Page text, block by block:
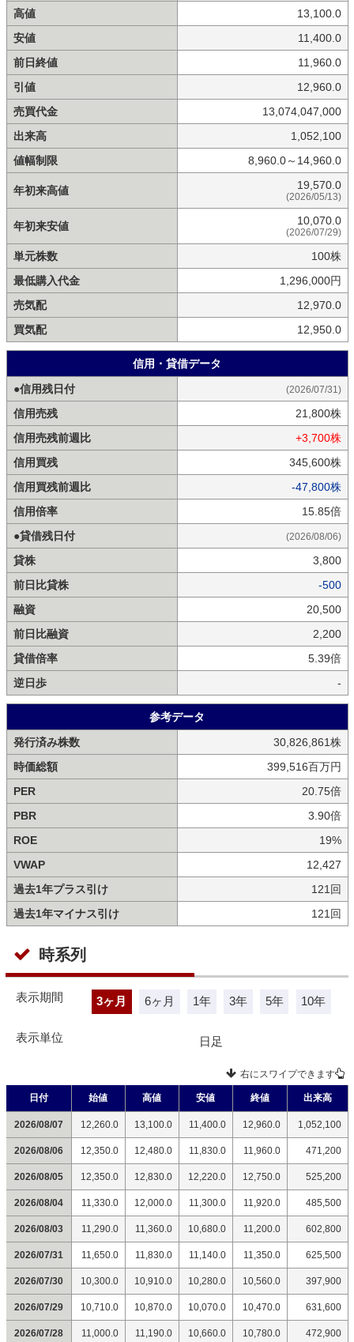
高値
13,100.0
安値
11,400.0
前日終値
11,960.0
引値
12,960.0
売買代金
13,074,047,000
出来高
1,052,100
値幅制限
8,960.0～14,960.0
年初来高値 19,570.0
(2026/05/13)
年初来安値 10,070.0
(2026/07/29)
単元株数
100株
最低購入代金
1,296,000円
売気配
12,970.0
買気配
12,950.0
信用・貸借データ
●信用残日付
(2026/07/31)
信用売残
21,800株
信用売残前週比
+3,700株
信用買残
345,600株
信用買残前週比
-47,800株
信用倍率
15.85倍
●貸借残日付
(2026/08/06)
貸株
3,800
前日比貸株
-500
融資
20,500
前日比融資
2,200
貸借倍率
5.39倍
逆日歩
-
参考データ
発行済み株数
30,826,861株
時価総額
399,516百万円
PER
20.75倍
PBR
3.90倍
ROE
19%
VWAP
12,427
過去1年プラス引け
121回
過去1年マイナス引け
121回
時系列
表示期間 3ヶ月 6ヶ月 1年 3年 5年 10年
表示単位 日足
右にスワイプできます
日付 始値 高値 安値 終値 出来高
2026/08/07 12,260.0 13,100.0 11,400.0 12,960.0 1,052,100
2026/08/06 12,350.0 12,480.0 11,830.0 11,960.0 471,200
2026/08/05 12,350.0 12,830.0 12,220.0 12,750.0 525,200
2026/08/04 11,330.0 12,000.0 11,300.0 11,920.0 485,500
2026/08/03 11,290.0 11,360.0 10,680.0 11,200.0 602,800
2026/07/31 11,650.0 11,830.0 11,140.0 11,350.0 625,500
2026/07/30 10,300.0 10,910.0 10,280.0 10,560.0 397,900
2026/07/29 10,710.0 10,870.0 10,070.0 10,470.0 631,600
2026/07/28 11,000.0 11,190.0 10,660.0 10,780.0 472,900